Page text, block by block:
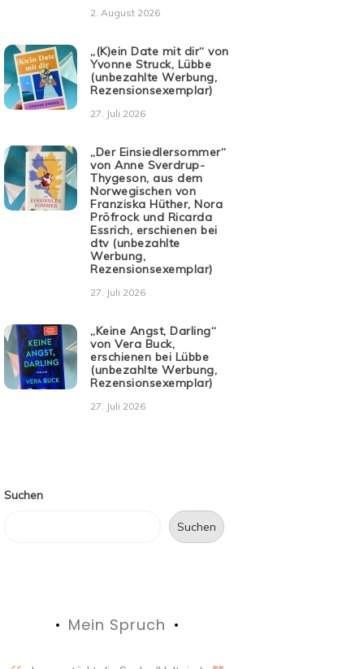
2. August 2026
„(K)ein Date mit dir“ von
Yvonne Struck, Lübbe
(unbezahlte Werbung,
Rezensionsexemplar)
27. Juli 2026
„Der Einsiedlersommer“
von Anne Sverdrup-
Thygeson, aus dem
Norwegischen von
Franziska Hüther, Nora
Pröfrock und Ricarda
Essrich, erschienen bei
dtv (unbezahlte
Werbung,
Rezensionsexemplar)
27. Juli 2026
„Keine Angst, Darling“
von Vera Buck,
erschienen bei Lübbe
(unbezahlte Werbung,
Rezensionsexemplar)
27. Juli 2026
Suchen
Suchen
Mein Spruch